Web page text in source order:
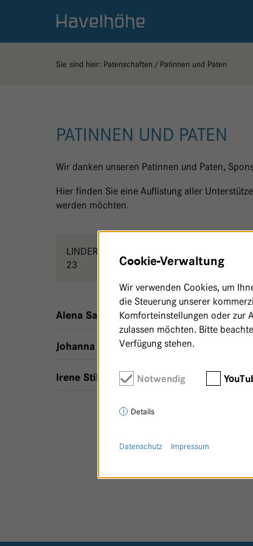
Logo Gemeinschaftskrankenhaus Havelhöhe
Sie sind hier: Patenschaften Patinnen und Paten
PATINNEN UND PATEN
Wir danken unseren Patinnen und Paten,
Hier finden Sie eine Auflistung aller
werden möchten.
LINDERUNG & HALT - HAUS
23
Alena Sabolová,Linderung & Halt - Haus
Johanna Schad,1 m²,Linderung & Halt -
Irene Stiltz Linderung & Halt - Haus 23
Cookie-Verwaltung
Wir verwenden Cookies, um
die Steuerung unserer
Komforteinstellungen oder zur
zulassen möchten. Bitte
Verfügung stehen.
Notwendig
Details
Datenschutz Impressum